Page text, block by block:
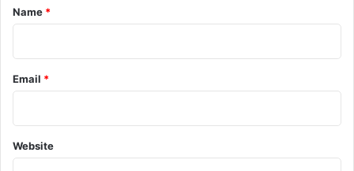
*
Name *
Email *
Website